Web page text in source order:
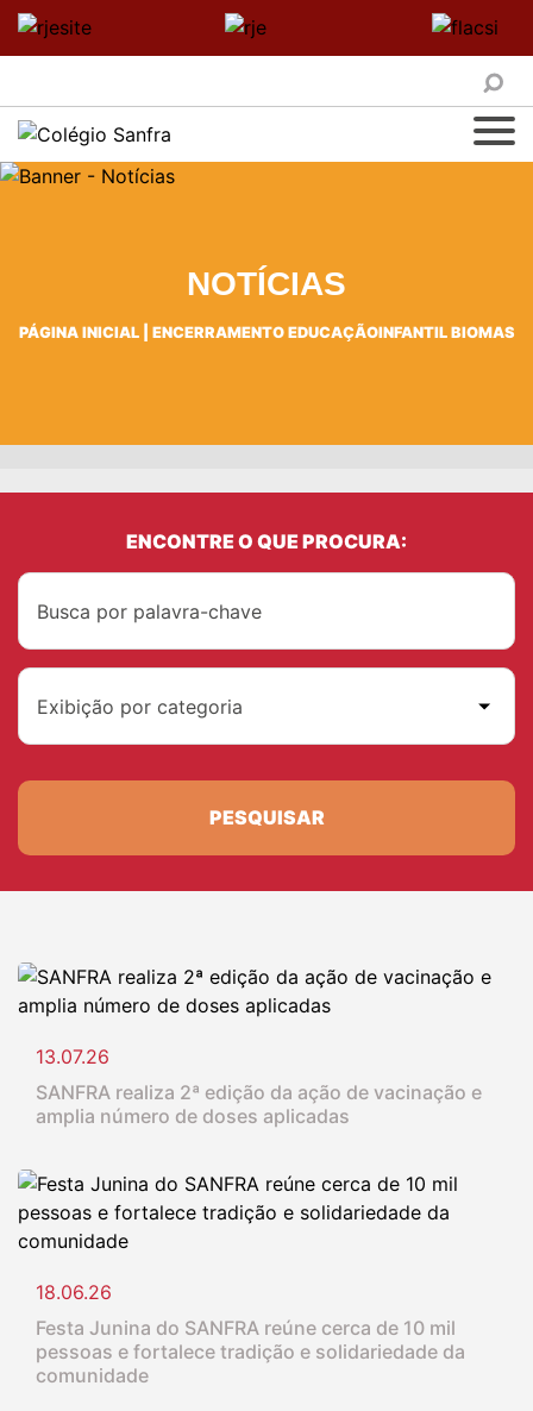
NOTÍCIAS
PÁGINA INICIAL| ENCERRAMENTO EDUCAÇÃOINFANTIL BIOMAS
ENCONTRE O QUE PROCURA:
Exibição por categoria
PESQUISAR
13.07.26
SANFRA realiza 2ª edição da ação de vacinação e
amplia número de doses aplicadas
18.06.26
Festa Junina do SANFRA reúne cerca de 10 mil
pessoas e fortalece tradição e solidariedade da
comunidade